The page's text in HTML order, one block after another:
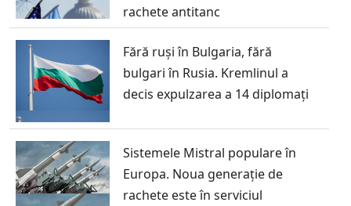
rachete antitanc
Fără ruși în Bulgaria, fără
bulgari în Rusia. Kremlinul a
decis expulzarea a 14 diplomați
Sistemele Mistral populare în
Europa. Noua generație de
rachete este în serviciul